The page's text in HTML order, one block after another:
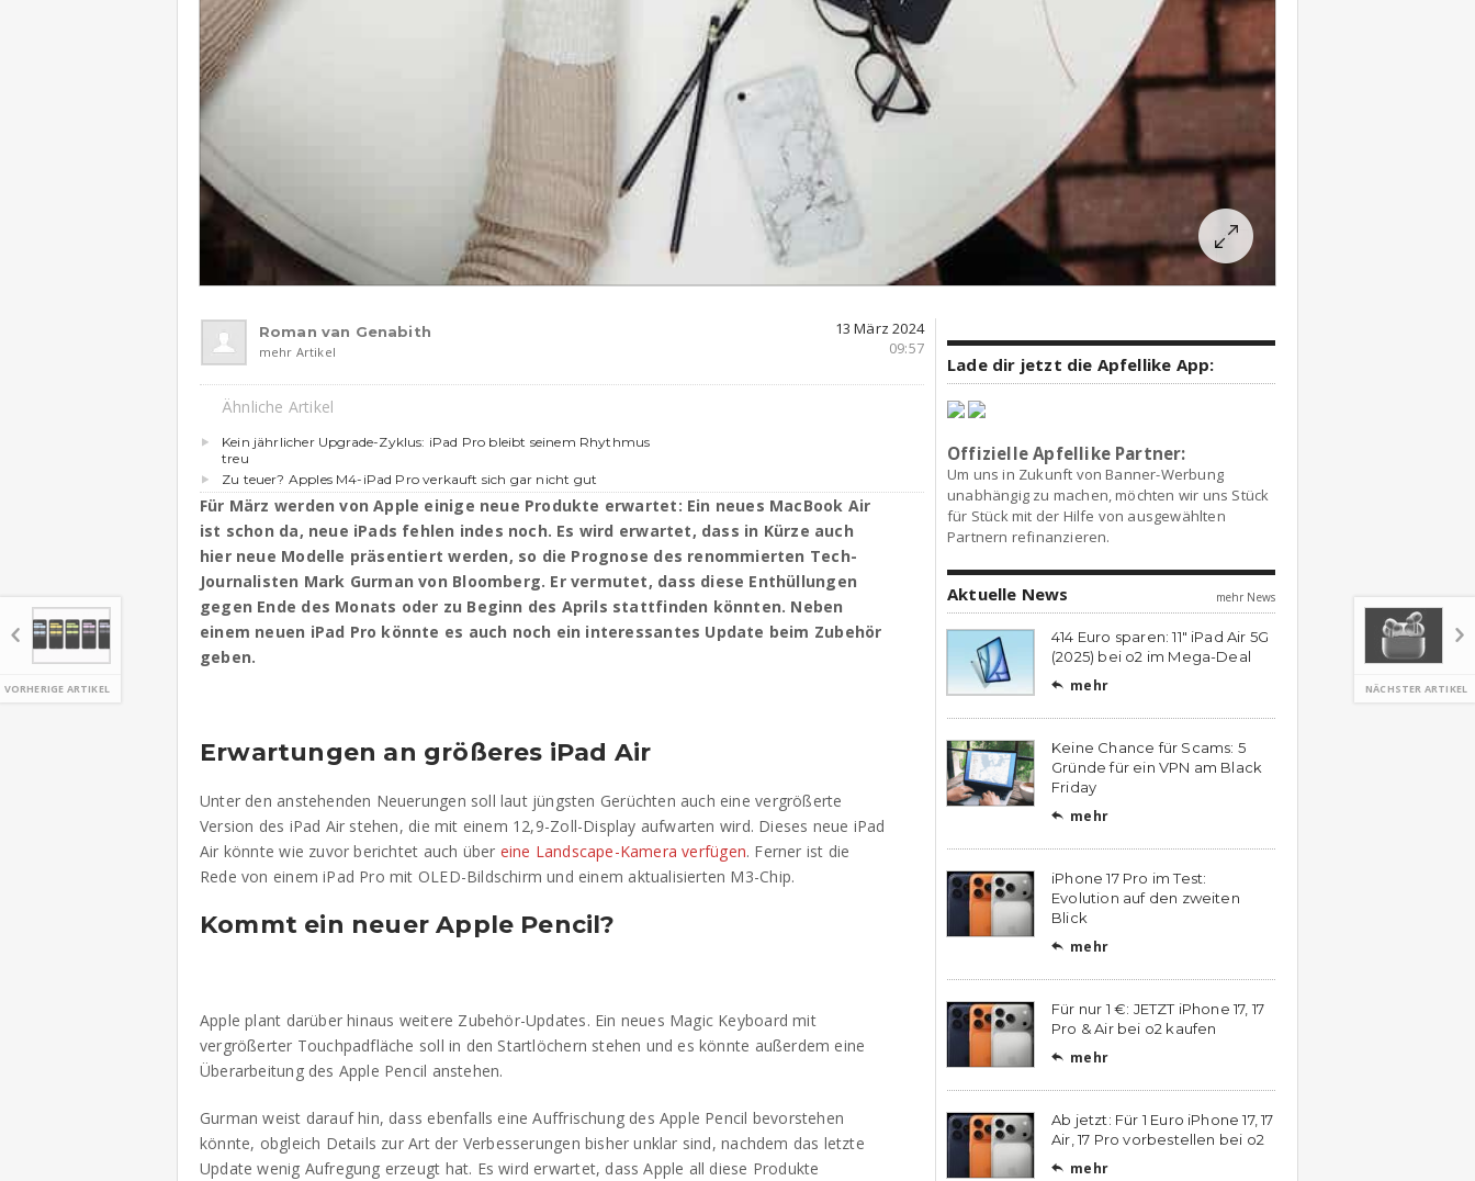
VORHERIGE ARTIKEL NÄCHSTER ARTIKEL
Roman van Genabith
mehr Artikel
13 März 2024
09:57
Ähnliche Artikel
Kein jährlicher Upgrade-Zyklus: iPad Pro bleibt seinem Rhythmus
treu
Zu teuer? Apples M4-iPad Pro verkauft sich gar nicht gut
Für März werden von Apple einige neue Produkte erwartet: Ein neues MacBook Air
ist schon da, neue iPads fehlen indes noch. Es wird erwartet, dass in Kürze auch
hier neue Modelle präsentiert werden, so die Prognose des renommierten Tech-
Journalisten Mark Gurman von Bloomberg. Er vermutet, dass diese Enthüllungen
gegen Ende des Monats oder zu Beginn des Aprils stattfinden könnten. Neben
einem neuen iPad Pro könnte es auch noch ein interessantes Update beim Zubehör
geben.
Erwartungen an größeres iPad Air
Unter den anstehenden Neuerungen soll laut jüngsten Gerüchten auch eine vergrößerte
Version des iPad Air stehen, die mit einem 12,9-Zoll-Display aufwarten wird. Dieses neue iPad
Air könnte wie zuvor berichtet auch über eine Landscape-Kamera verfügen. Ferner ist die
Rede von einem iPad Pro mit OLED-Bildschirm und einem aktualisierten M3-Chip.
Kommt ein neuer Apple Pencil?
Apple plant darüber hinaus weitere Zubehör-Updates. Ein neues Magic Keyboard mit
vergrößerter Touchpadfläche soll in den Startlöchern stehen und es könnte außerdem eine
Überarbeitung des Apple Pencil anstehen.
Gurman weist darauf hin, dass ebenfalls eine Auffrischung des Apple Pencil bevorstehen
könnte, obgleich Details zur Art der Verbesserungen bisher unklar sind, nachdem das letzte
Update wenig Aufregung erzeugt hat. Es wird erwartet, dass Apple all diese Produkte
Lade dir jetzt die Apfellike App:
Offizielle Apfellike Partner:
Um uns in Zukunft von Banner-Werbung
unabhängig zu machen, möchten wir uns Stück
für Stück mit der Hilfe von ausgewählten
Partnern refinanzieren.
Aktuelle News mehr News
414 Euro sparen: 11″ iPad Air 5G
(2025) bei o2 im Mega-Deal
 mehr
Keine Chance für Scams: 5
Gründe für ein VPN am Black
Friday
 mehr
iPhone 17 Pro im Test:
Evolution auf den zweiten
Blick
 mehr
Für nur 1 €: JETZT iPhone 17, 17
Pro & Air bei o2 kaufen
 mehr
Ab jetzt: Für 1 Euro iPhone 17, 17
Air, 17 Pro vorbestellen bei o2
 mehr